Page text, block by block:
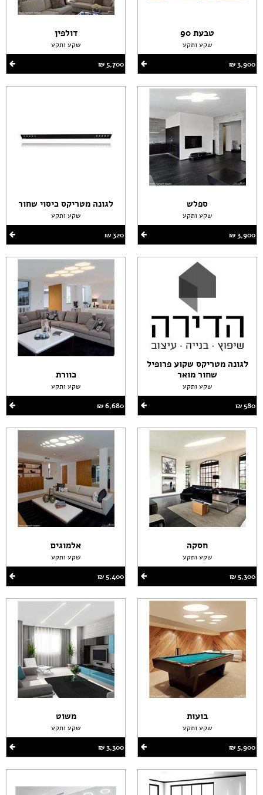
טבעת 90
שקע ותקע
3,900 ‏₪
ספלש
שקע ותקע
3,900 ‏₪
לגונה מטריקס שקוע פרופיל
שחור מואר
שקע ותקע
580 ‏₪
חסקה
שקע ותקע
5,300 ‏₪
בועות
שקע ותקע
5,900 ‏₪
דולפין
שקע ותקע
5,700 ‏₪
לגונה מטריקס כיסוי שחור
שקע ותקע
320 ‏₪
כוורת
שקע ותקע
6,680 ‏₪
אלמוגים
שקע ותקע
5,400 ‏₪
משוט
שקע ותקע
3,300 ‏₪